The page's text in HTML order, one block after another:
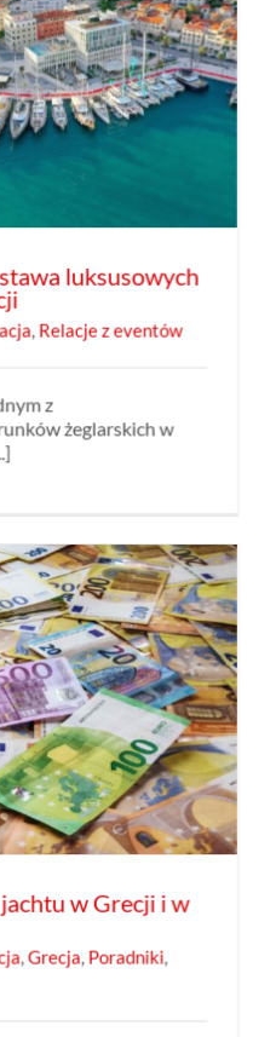
luksusowych
, Relacje z eventów
z
żeglarskich w
w Grecji i w
,Grecja,Poradniki,